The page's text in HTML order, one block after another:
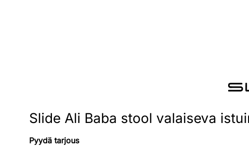
Slide Ali Baba stool valaiseva
Pyydä tarjous